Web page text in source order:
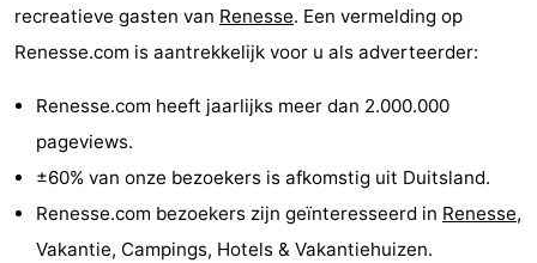
breakfasts)
Hotels
Vakantiehuizen
Buitenheem
-
De
recreatieve gasten van Renesse. Een vermelding op
Renesse.com is aantrekkelijk voor u als adverteerder:
Renesse.com heeft jaarlijks meer dan 2.000.000
pageviews.
±60% van onze bezoekers is afkomstig uit Duitsland.
Renesse.com bezoekers zijn geïnteresseerd in Renesse,
Vakantie, Campings, Hotels & Vakantiehuizen.